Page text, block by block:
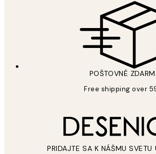
POŠTOVNÉ
Free shipping over
PRIDAJTE SA K NÁŠMU SVETU